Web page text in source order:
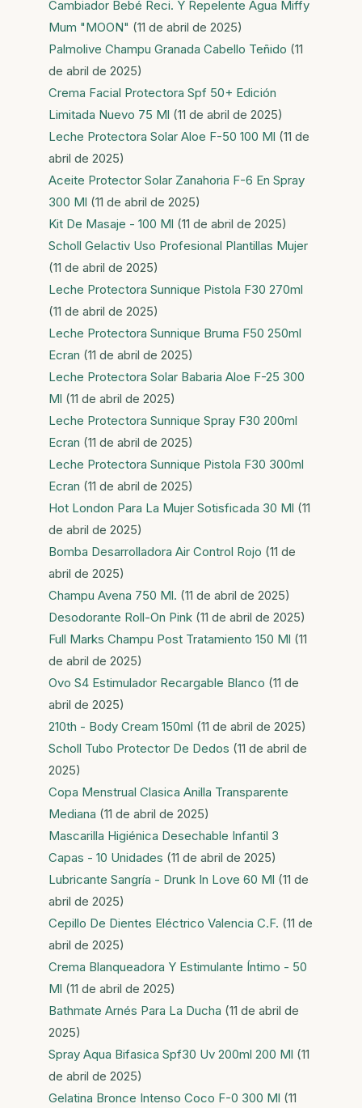
Cambiador Bebé Reci. Y Repelente Agua Miffy
Mum "MOON" (11 de abril de 2025)
Palmolive Champu Granada Cabello Teñido (11
de abril de 2025)
Crema Facial Protectora Spf 50+ Edición
Limitada Nuevo 75 Ml (11 de abril de 2025)
Leche Protectora Solar Aloe F-50 100 Ml (11 de
abril de 2025)
Aceite Protector Solar Zanahoria F-6 En Spray
300 Ml (11 de abril de 2025)
Kit De Masaje - 100 Ml (11 de abril de 2025)
Scholl Gelactiv Uso Profesional Plantillas Mujer
(11 de abril de 2025)
Leche Protectora Sunnique Pistola F30 270ml
(11 de abril de 2025)
Leche Protectora Sunnique Bruma F50 250ml
Ecran (11 de abril de 2025)
Leche Protectora Solar Babaria Aloe F-25 300
Ml (11 de abril de 2025)
Leche Protectora Sunnique Spray F30 200ml
Ecran (11 de abril de 2025)
Leche Protectora Sunnique Pistola F30 300ml
Ecran (11 de abril de 2025)
Hot London Para La Mujer Sotisficada 30 Ml (11
de abril de 2025)
Bomba Desarrolladora Air Control Rojo (11 de
abril de 2025)
Champu Avena 750 Ml. (11 de abril de 2025)
Desodorante Roll-On Pink (11 de abril de 2025)
Full Marks Champu Post Tratamiento 150 Ml (11
de abril de 2025)
Ovo S4 Estimulador Recargable Blanco (11 de
abril de 2025)
210th - Body Cream 150ml (11 de abril de 2025)
Scholl Tubo Protector De Dedos (11 de abril de
2025)
Copa Menstrual Clasica Anilla Transparente
Mediana (11 de abril de 2025)
Mascarilla Higiénica Desechable Infantil 3
Capas - 10 Unidades (11 de abril de 2025)
Lubricante Sangría - Drunk In Love 60 Ml (11 de
abril de 2025)
Cepillo De Dientes Eléctrico Valencia C.F. (11 de
abril de 2025)
Crema Blanqueadora Y Estimulante Íntimo - 50
Ml (11 de abril de 2025)
Bathmate Arnés Para La Ducha (11 de abril de
2025)
Spray Aqua Bifasica Spf30 Uv 200ml 200 Ml (11
de abril de 2025)
Gelatina Bronce Intenso Coco F-0 300 Ml (11